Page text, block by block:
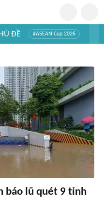
ĐỀ #ASEAN Cup 2026
báo lũ quét 9 tỉnh